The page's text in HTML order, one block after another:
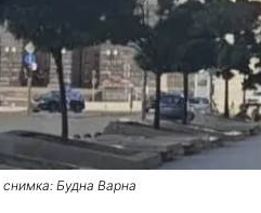
снимка: Будна Варна